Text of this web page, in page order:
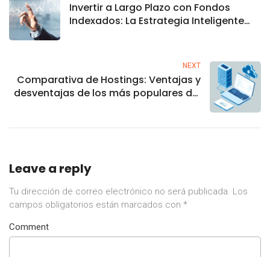
Invertir a Largo Plazo con Fondos
Indexados: La Estrategia Inteligente
NEXT
Comparativa de Hostings: Ventajas y
desventajas de los más populares del
Leave a reply
Tu dirección de correo electrónico no será publicada. Los
campos obligatorios están marcados con *
Comment